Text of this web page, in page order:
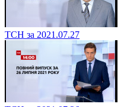
ТСН за 2021.07.27